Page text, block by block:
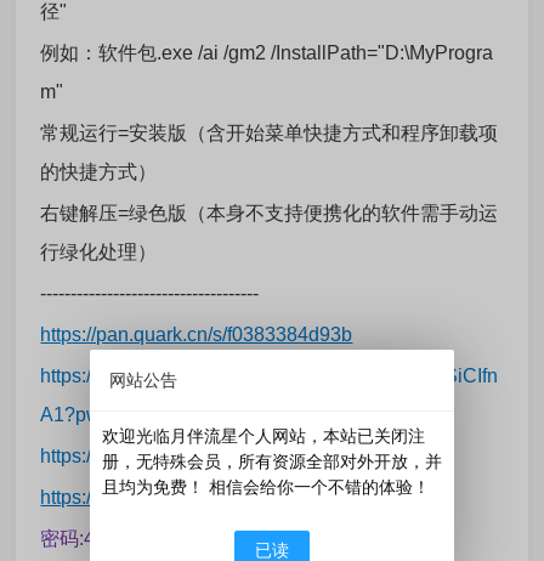
径"
例如：软件包.exe /ai /gm2 /InstallPath="D:\MyProgra
m"
常规运行=安装版（含开始菜单快捷方式和程序卸载项
的快捷方式）
右键解压=绿色版（本身不支持便携化的软件需手动运
行绿化处理）
------------------------------------
https://pan.quark.cn/s/f0383384d93b
https://pan.xunlei.com/s/VOwHYke_fGTjKj9x5kSiCIfn
A1?pwd=ayjm#
https://www.123684.com/s/Fy9bVv-afw6d
https://yueblx.lanzouu.com/b01fpq2sd
密码:4sxh
网站公告
欢迎光临月伴流星个人网站，本站已关闭注
册，无特殊会员，所有资源全部对外开放，并
且均为免费！ 相信会给你一个不错的体验！
已读